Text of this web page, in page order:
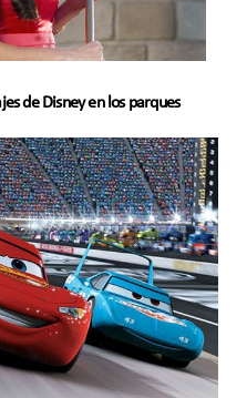
de Disney en los parques